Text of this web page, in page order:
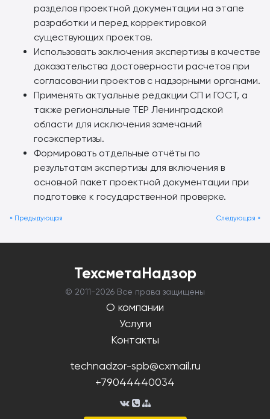
разделов проектной документации на этапе
разработки и перед корректировкой
существующих проектов.
Использовать заключения экспертизы в качестве
доказательства достоверности расчетов при
согласовании проектов с надзорными органами.
Применять актуальные редакции СП и ГОСТ, а
также региональные ТЕР Ленинградской
области для исключения замечаний
госэкспертизы.
Формировать отдельные отчёты по
результатам экспертизы для включения в
основной пакет проектной документации при
подготовке к государственной проверке.
Следующая »
« Предыдующая
ТехсметаНадзор
© 2011-2026 Все права защищены
О компании
Услуги
Контакты
technadzor-spb@cxmail.ru
+79044440034